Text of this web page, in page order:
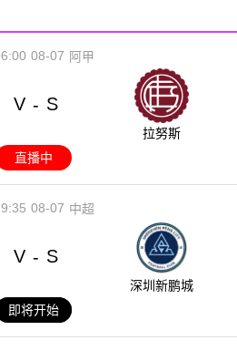
08-07 阿甲
V - S
拉努斯
直播中
08-07 中超
V - S
深圳新鹏城
即将开始